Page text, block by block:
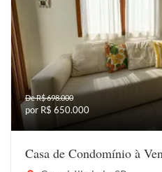
De R$ 698.000
por R$ 650.000
Casa de Condomínio à